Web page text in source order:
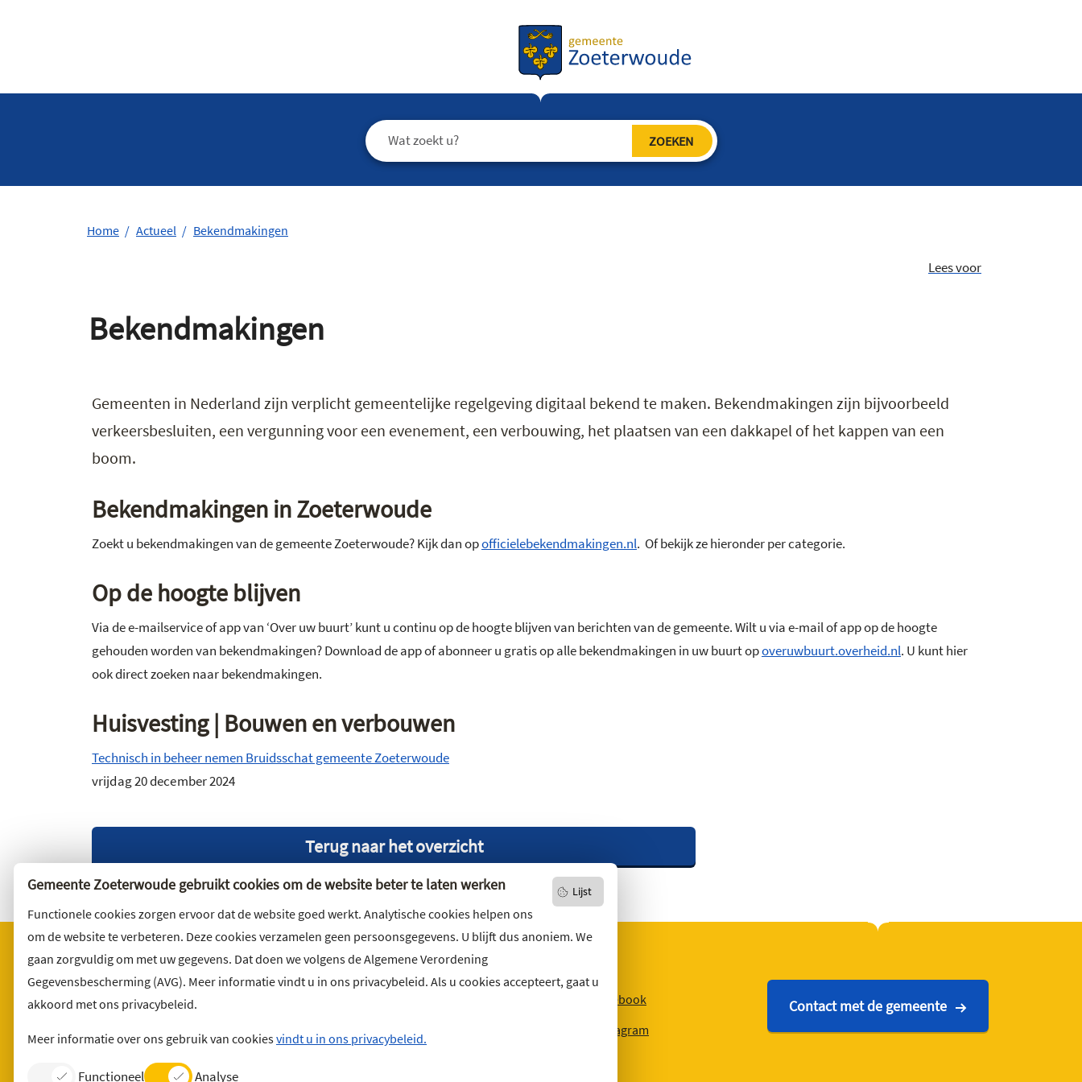
Lijst
Gemeente Zoeterwoude gebruikt cookies om de website beter te laten werken
Functionele cookies zorgen ervoor dat de website goed werkt. Analytische cookies helpen ons
om de website te verbeteren. Deze cookies verzamelen geen persoonsgegevens. U blijft dus anoniem. We
gaan zorgvuldig om met uw gegevens. Dat doen we volgens de Algemene Verordening
Gegevensbescherming (AVG). Meer informatie vindt u in ons privacybeleid. Als u cookies accepteert, gaat u
akkoord met ons privacybeleid.
Meer informatie over ons gebruik van cookiesvindt u in ons privacybeleid.
Functioneel Analyse
Home Actueel Bekendmakingen
Lees voor
Bekendmakingen
Gemeenten in Nederland zijn verplicht gemeentelijke regelgeving digitaal bekend te maken. Bekendmakingen zijn bijvoorbeeld
verkeersbesluiten, een vergunning voor een evenement, een verbouwing, het plaatsen van een dakkapel of het kappen van een
boom.
Bekendmakingen in Zoeterwoude
Zoekt u bekendmakingen van de gemeente Zoeterwoude? Kijk dan opofficielebekendmakingen.nl. Of bekijk ze hieronder per categorie.
Op de hoogte blijven
Via de e-mailservice of app van ‘Over uw buurt’ kunt u continu op de hoogte blijven van berichten van de gemeente. Wilt u via e-mail of app op de hoogte
gehouden worden van bekendmakingen? Download de app of abonneer u gratis op alle bekendmakingen in uw buurt opoveruwbuurt.overheid.nl. U kunt hier
ook direct zoeken naar bekendmakingen.
Huisvesting | Bouwen en verbouwen
Technisch in beheer nemen Bruidsschat gemeente Zoeterwoude
vrijdag 20 december 2024
Terug naar het overzicht
Bezoekadres
Noordbuurtseweg 27
2381 ET Zoeterwoude
Wilt u niets missen?
en volg ons ook op social media.
Facebook
Instagram
Contact met de gemeente